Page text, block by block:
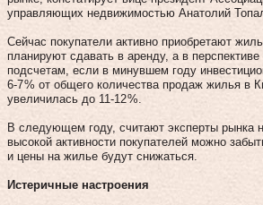
управляющих недвижимостью Анатолий
Сейчас покупатели активно приобретают
планируют сдавать в аренду, а в
подсчетам, если в минувшем году
6‑7 % от общего количества продаж жилья в
увеличилась до 11‑12 %.
В следующем году, считают эксперты рынка
высокой активности покупателей можно
и цены на жилье будут снижаться.
Истеричные настроения